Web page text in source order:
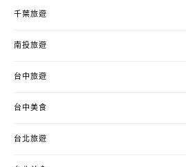
千葉旅遊
南投旅遊
台中旅遊
台中美食
台北旅遊